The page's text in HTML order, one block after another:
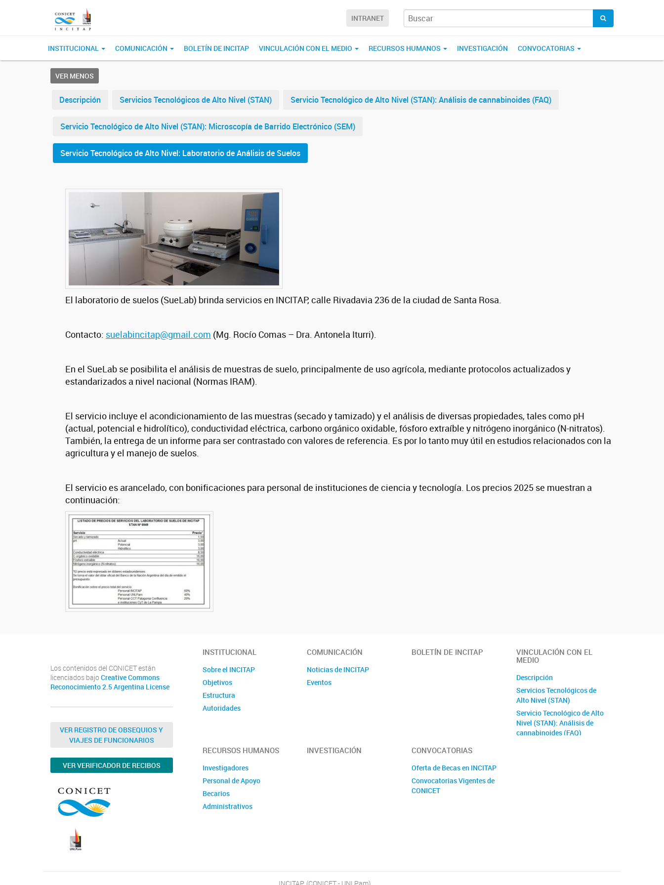
INTRANET
INSTITUCIONAL COMUNICACIÓN BOLETÍN DE INCITAP VINCULACIÓN CON EL MEDIO RECURSOS HUMANOS INVESTIGACIÓN CONVOCATORIAS
VER MENOS
Descripción Servicios Tecnológicos de Alto Nivel (STAN) Servicio Tecnológico de Alto Nivel (STAN): Análisis de cannabinoides (FAQ)
Servicio Tecnológico de Alto Nivel (STAN): Microscopía de Barrido Electrónico (SEM)
Servicio Tecnológico de Alto Nivel: Laboratorio de Análisis de Suelos
El laboratorio de suelos (SueLab) brinda servicios en INCITAP, calle Rivadavia 236 de la ciudad de Santa Rosa.
Contacto: suelabincitap@gmail.com (Mg. Rocío Comas – Dra. Antonela Iturri).
En el SueLab se posibilita el análisis de muestras de suelo, principalmente de uso agrícola, mediante protocolos actualizados y
estandarizados a nivel nacional (Normas IRAM).
El servicio incluye el acondicionamiento de las muestras (secado y tamizado) y el análisis de diversas propiedades, tales como pH
(actual, potencial e hidrolítico), conductividad eléctrica, carbono orgánico oxidable, fósforo extraíble y nitrógeno inorgánico (N-nitratos).
También, la entrega de un informe para ser contrastado con valores de referencia. Es por lo tanto muy útil en estudios relacionados con la
agricultura y el manejo de suelos.
El servicio es arancelado, con bonificaciones para personal de instituciones de ciencia y tecnología. Los precios 2025 se muestran a
continuación:
Los contenidos del CONICET están
licenciados bajo Creative Commons
Reconocimiento 2.5 Argentina License
VER REGISTRO DE OBSEQUIOS Y
VIAJES DE FUNCIONARIOS
VER VERIFICADOR DE RECIBOS
INSTITUCIONAL
Sobre el INCITAP
Objetivos
Estructura
Autoridades
COMUNICACIÓN
Noticias de INCITAP
Eventos
BOLETÍN DE INCITAP
VINCULACIÓN CON EL
MEDIO
Descripción
Servicios Tecnológicos de
Alto Nivel (STAN)
Servicio Tecnológico de Alto
Nivel (STAN): Análisis de
cannabinoides (FAQ)
RECURSOS HUMANOS
Investigadores
Personal de Apoyo
Becarios
Administrativos
INVESTIGACIÓN CONVOCATORIAS
Oferta de Becas en INCITAP
Convocatorias Vigentes de
CONICET